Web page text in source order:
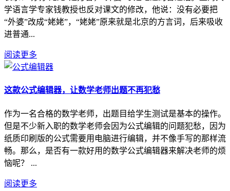
学语言学专家钱教授也反对课文的修改，他说：没有必要把
“外婆”改成“姥姥”，“姥姥”原来就是北京的方言词，后来吸收
进普通...
阅读更多
这款公式编辑器，让数学老师出题不再犯愁
作为一名合格的数学老师，出题目给学生测试是基本的操作。
但是不少新入职的数学老师会因为公式编辑的问题犯愁，因为
纸质印刷版的公式需要用电脑进行编辑，并不像手写的那样流
畅。那么，是否有一款好用的数学公式编辑器来解决老师的烦
恼呢？ ...
阅读更多